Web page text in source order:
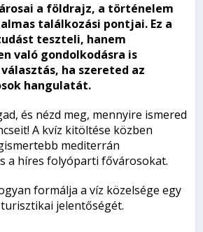
a földrajz, a történelem
találkozási pontjai. Ez a
teszteli, hanem
való gondolkodásra is
ha szereted az
hangulatát.
és nézd meg, mennyire ismered
A kvíz kitöltése közben
mediterrán
a híres folyóparti fővárosokat.
formálja a víz közelsége egy
jelentőségét.